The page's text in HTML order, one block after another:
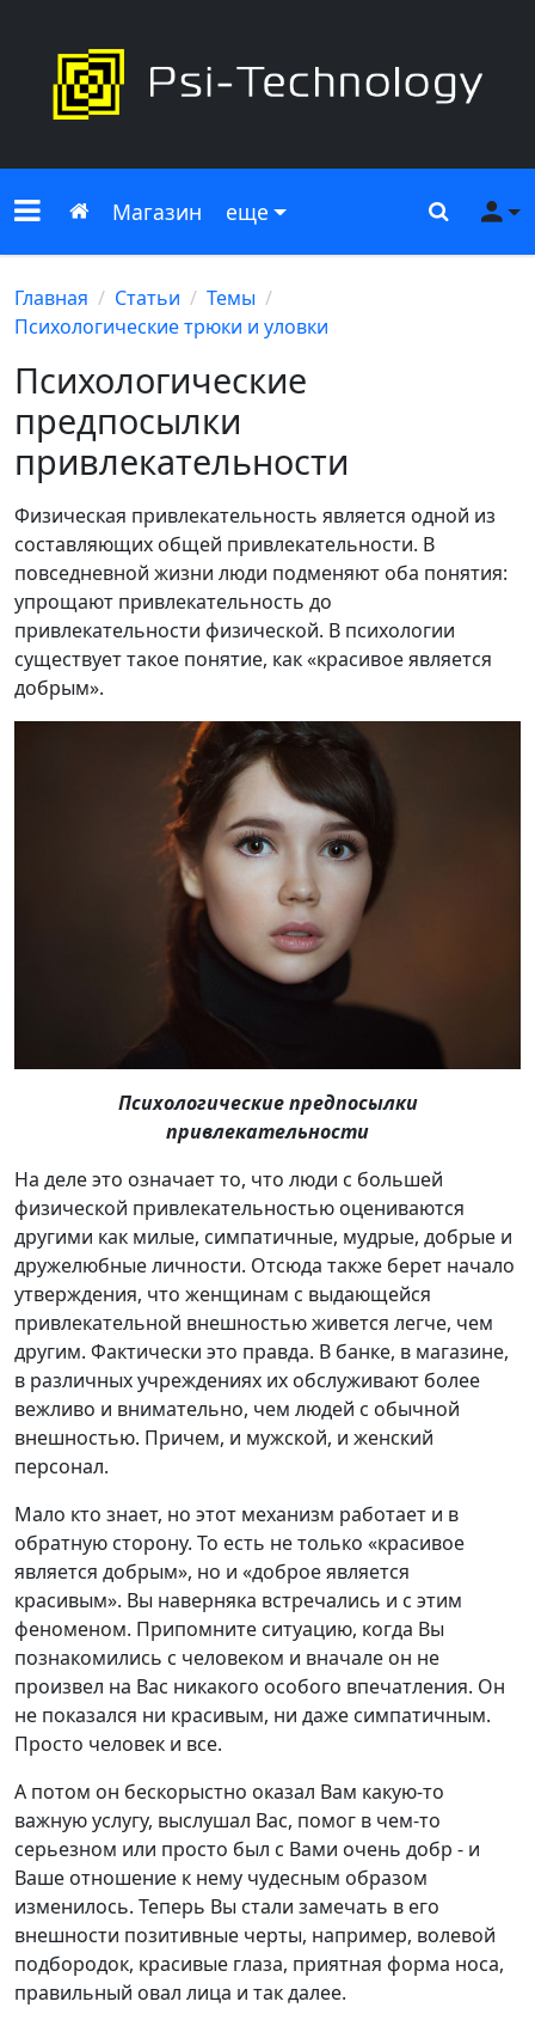
Меню сайта
Главная
Магазин еще Поиск
Главная Статьи
Темы
Психологические трюки и уловки
Психологические
предпосылки
привлекательности
Физическая привлекательность является одной из
составляющих общей привлекательности. В
повседневной жизни люди подменяют оба понятия:
упрощают привлекательность до
привлекательности физической. В психологии
существует такое понятие, как «красивое является
добрым».
Психологические предпосылки
привлекательности
На деле это означает то, что люди с большей
физической привлекательностью оцениваются
другими как милые, симпатичные, мудрые, добрые и
дружелюбные личности. Отсюда также берет начало
утверждения, что женщинам с выдающейся
привлекательной внешностью живется легче, чем
другим. Фактически это правда. В банке, в магазине,
в различных учреждениях их обслуживают более
вежливо и внимательно, чем людей с обычной
внешностью. Причем, и мужской, и женский
персонал.
Мало кто знает, но этот механизм работает и в
обратную сторону. То есть не только «красивое
является добрым», но и «доброе является
красивым». Вы наверняка встречались и с этим
феноменом. Припомните ситуацию, когда Вы
познакомились с человеком и вначале он не
произвел на Вас никакого особого впечатления. Он
не показался ни красивым, ни даже симпатичным.
Просто человек и все.
А потом он бескорыстно оказал Вам какую-то
важную услугу, выслушал Вас, помог в чем-то
серьезном или просто был с Вами очень добр - и
Ваше отношение к нему чудесным образом
изменилось. Теперь Вы стали замечать в его
внешности позитивные черты, например, волевой
подбородок, красивые глаза, приятная форма носа,
правильный овал лица и так далее.